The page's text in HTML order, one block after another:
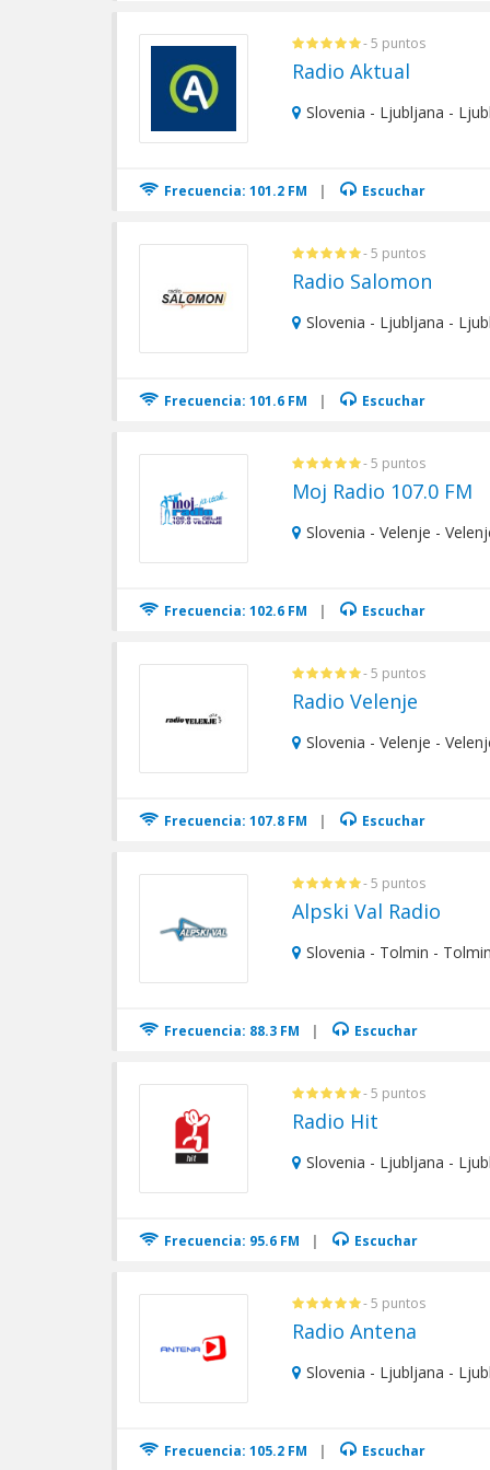
- 5 puntos
Radio Aktual
Slovenia - Ljubljana -
Frecuencia: 101.2 FM | Escuchar
- 5 puntos
Radio Salomon
Slovenia - Ljubljana -
Frecuencia: 101.6 FM | Escuchar
- 5 puntos
Moj Radio 107.0 FM
Slovenia - Velenje -
Frecuencia: 102.6 FM | Escuchar
- 5 puntos
Radio Velenje
Slovenia - Velenje -
Frecuencia: 107.8 FM | Escuchar
- 5 puntos
Alpski Val Radio
Slovenia - Tolmin - Tolmin
Frecuencia: 88.3 FM | Escuchar
- 5 puntos
Radio Hit
Slovenia - Ljubljana -
Frecuencia: 95.6 FM | Escuchar
- 5 puntos
Radio Antena
Slovenia - Ljubljana -
Frecuencia: 105.2 FM | Escuchar